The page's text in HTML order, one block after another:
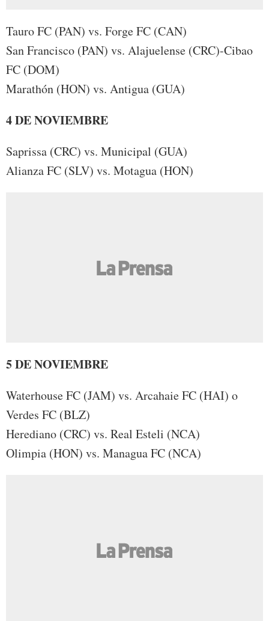
Tauro FC (PAN) vs. Forge FC (CAN)
San Francisco (PAN) vs. Alajuelense (CRC)-Cibao
FC (DOM)
Marathón (HON) vs. Antigua (GUA)
4 DE NOVIEMBRE
Saprissa (CRC) vs. Municipal (GUA)
Alianza FC (SLV) vs. Motagua (HON)
5 DE NOVIEMBRE
Waterhouse FC (JAM) vs. Arcahaie FC (HAI) o
Verdes FC (BLZ)
Herediano (CRC) vs. Real Esteli (NCA)
Olimpia (HON) vs. Managua FC (NCA)